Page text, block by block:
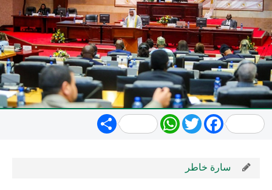
Share WhatsApp
TwitterFacebook
سارة خاطر